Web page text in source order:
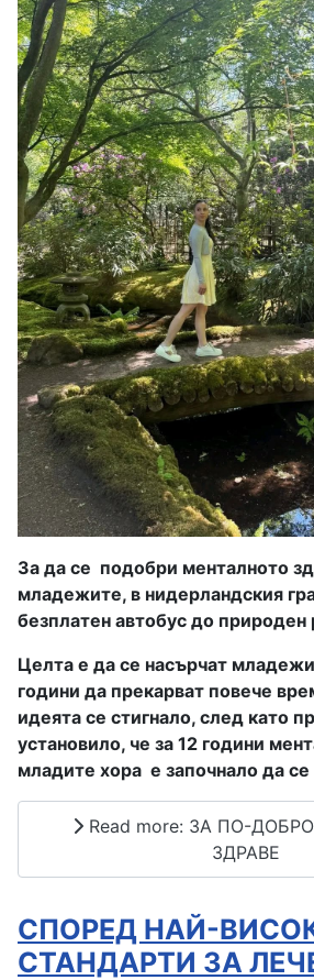
За да се подобри менталното
младежите, в нидерландския
безплатен автобус до природен
Целта е да се насърчат
години да прекарват повече
идеята се стигнало, след като
установило, че за 12 години
младите хора е започнало да
Read more: ЗА ПО-
ЗДРАВЕ
СПОРЕД НАЙ-
СТАНДАРТИ ЗА